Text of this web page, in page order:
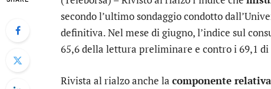
secondo l’ultimo sondaggio condotto
definitiva. Nel mese di giugno, l’indice sul
65,6 della lettura preliminare e contro i 69,1 di
Rivista al rialzo anche la componente